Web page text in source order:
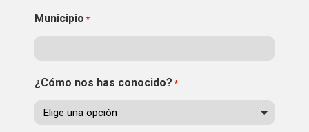
Municipio *
¿Cómo nos has conocido? *